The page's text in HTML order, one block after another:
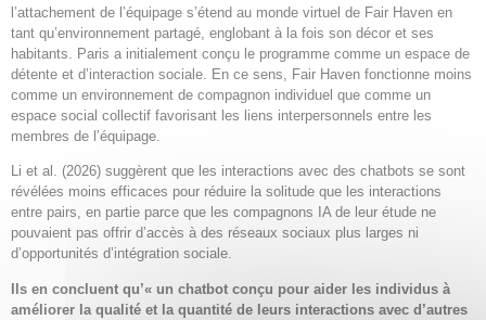
l’attachement de l’équipage s’étend au monde virtuel de Fair Haven en
tant qu’environnement partagé, englobant à la fois son décor et ses
habitants. Paris a initialement conçu le programme comme un espace de
détente et d’interaction sociale. En ce sens, Fair Haven fonctionne moins
comme un environnement de compagnon individuel que comme un
espace social collectif favorisant les liens interpersonnels entre les
membres de l’équipage.
Li et al. (2026) suggèrent que les interactions avec des chatbots se sont
révélées moins efficaces pour réduire la solitude que les interactions
entre pairs, en partie parce que les compagnons IA de leur étude ne
pouvaient pas offrir d’accès à des réseaux sociaux plus larges ni
d’opportunités d’intégration sociale.
Ils en concluent qu’« un chatbot conçu pour aider les individus à
améliorer la qualité et la quantité de leurs interactions avec d’autres